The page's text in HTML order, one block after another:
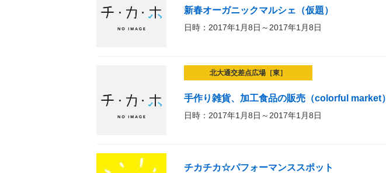
新春オーガニックマルシェ（仮題）
日時：2017年1月8日～2017年1月8日
北大通交差点広場［東］
手作り雑貨、加工食品の販売（colorful market）
日時：2017年1月8日～2017年1月8日
チカチカ☆パフォーマンススポット